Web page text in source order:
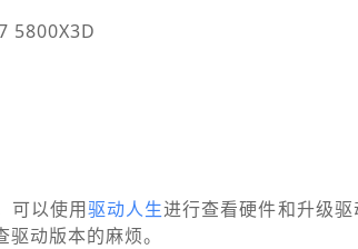
5800X3D
可以使用驱动人生进行查看硬件和升级
动版本的麻烦。